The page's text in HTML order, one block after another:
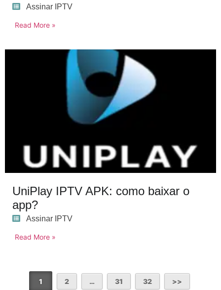
Assinar IPTV
Read More »
UniPlay IPTV APK: como baixar o
app?
Assinar IPTV
Read More »
1 2 … 31 32